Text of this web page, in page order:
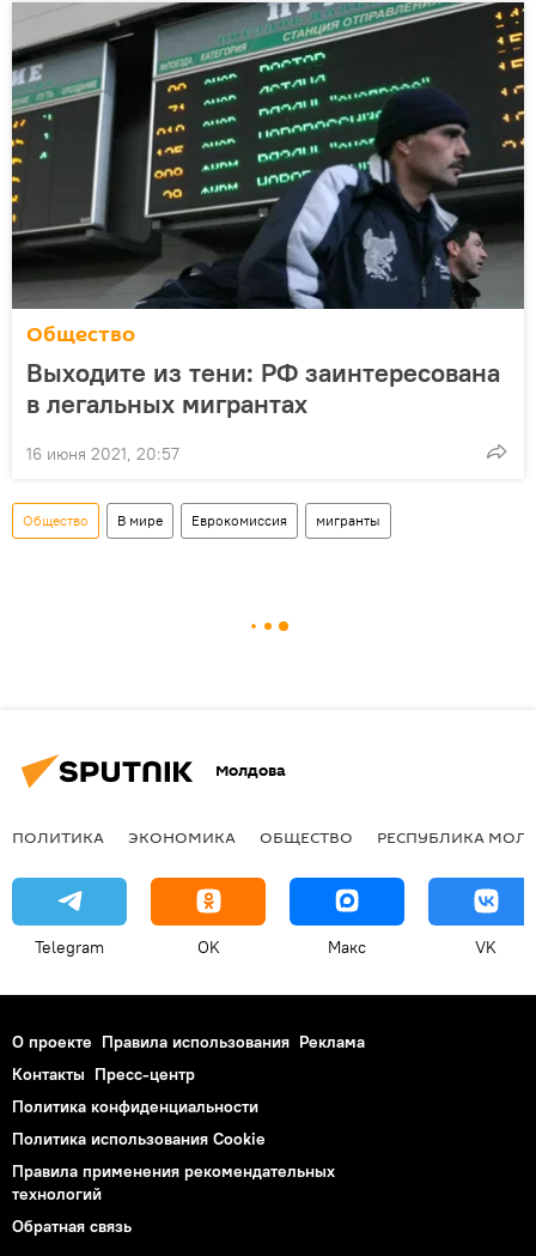
Общество
Выходите из тени: РФ заинтересована
в легальных мигрантах
16 июня 2021, 20:57
Общество В мире Еврокомиссия мигранты
Молдова
ПОЛИТИКА ЭКОНОМИКА ОБЩЕСТВО РЕСПУБЛИКА
Telegram OK Макс VK
О проекте Правила использования Реклама
Контакты Пресс-центр
Политика конфиденциальности
Политика использования Cookie
Правила применения рекомендательных
технологий
Обратная связь